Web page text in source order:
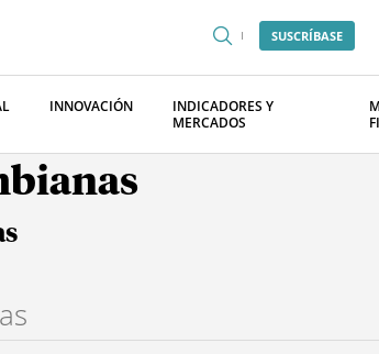
SUSCRÍBASE
INNOVACIÓN
INDICADORES Y
MERCADOS